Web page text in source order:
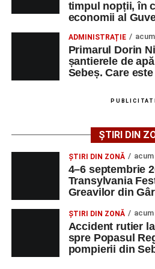
adrese de e-mail, pentru ca
poată solicita detalii despre
programul de lucru și procesul
Mai jos puteți consulta lista
muncă disponibile în
OCUPAŢIA
Technology Srl
OPERATOR LA
MASINI-UNELTE
CU COMANDA
NUMERICA
timpul nopții, în
economii al
ADMINISTRAȚIE
Primarul Dorin
șantierele de
Sebeș. Care
ȘTIRI DIN
ȘTIRI DIN ZONĂ
4–6 septembrie
Transylvania
Greavilor din
ȘTIRI DIN ZONĂ
Accident rutier
spre Popasul
pompierii din